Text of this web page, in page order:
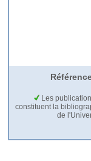
Les
constituent la
de